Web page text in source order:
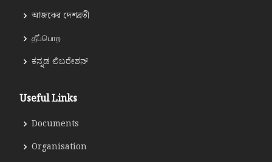
আজকের দেশব্রতী
தீப்பொற
ಕನ್ನಡ ಲಿಬರೇಶನ್
Useful Links
Documents
Organisation